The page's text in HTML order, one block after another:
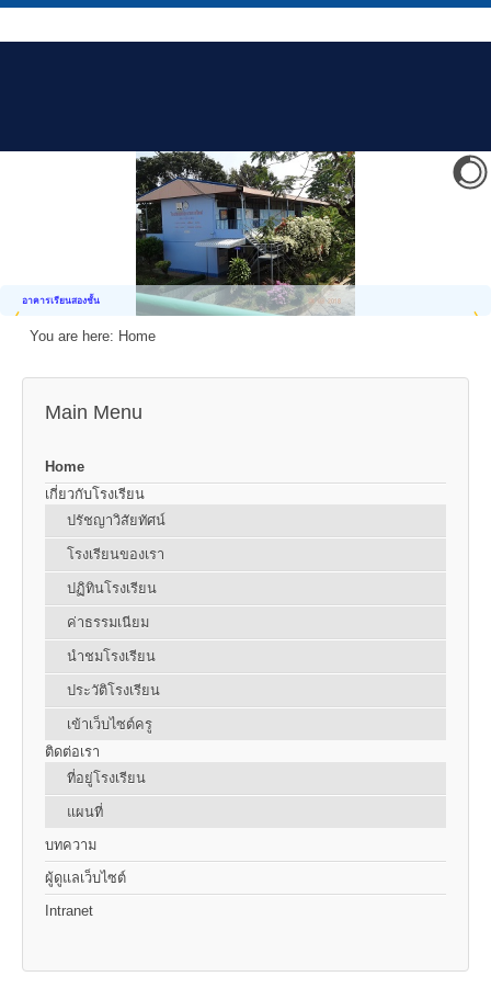
อาคารเรียนสองชั้น
You are here: Home
Main Menu
Home
เกี่ยวกับโรงเรียน
ปรัชญาวิสัยทัศน์
โรงเรียนของเรา
ปฏิทินโรงเรียน
ค่าธรรมเนียม
นำชมโรงเรียน
ประวัติโรงเรียน
เข้าเว็บไซต์ครู
ติดต่อเรา
ที่อยู่โรงเรียน
แผนที่
บทความ
ผู้ดูแลเว็บไซต์
Intranet